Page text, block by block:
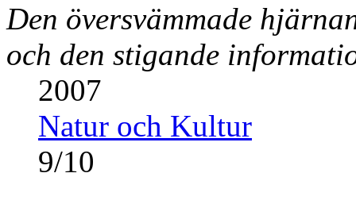
Den översvämmade
och den stigande
2007
Natur och Kultur
9/10